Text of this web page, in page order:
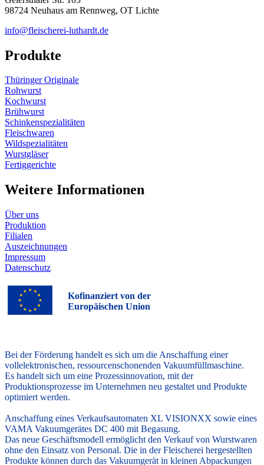
98724 Neuhaus am Rennweg, OT Lichte
info@fleischerei-luthardt.de
Produkte
Thüringer Originale
Rohwurst
Kochwurst
Brühwurst
Schinkenspezialitäten
Fleischwaren
Wildspezialitäten
Wurstgläser
Fertiggerichte
Weitere Informationen
Über uns
Produktion
Filialen
Auszeichnungen
Impressum
Datenschutz
Kofinanziert von der
Europäischen Union
Bei der Förderung handelt es sich um die Anschaffung einer
vollelektronischen, ressourcenschonenden Vakuumfüllmaschine.
Es handelt sich um eine Prozessinnovation, mit der
Produktionsprozesse im Unternehmen neu gestaltet und Produkte
optimiert werden.
Anschaffung eines Verkaufsautomaten XL VISIONXX sowie eines
VAMA Vakuumgerätes DC 400 mit Begasung.
Das neue Geschäftsmodell ermöglicht den Verkauf von Wurstwaren
ohne den Einsatz von Personal. Die in der Fleischerei hergestellten
Produkte können durch das Vakuumgerät in kleinen Abpackungen